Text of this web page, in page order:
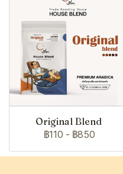
Original Blend
฿110 - ฿850